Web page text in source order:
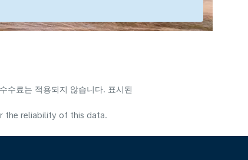
수료는 적용되지 않습니다. 표시된
the reliability of this data.